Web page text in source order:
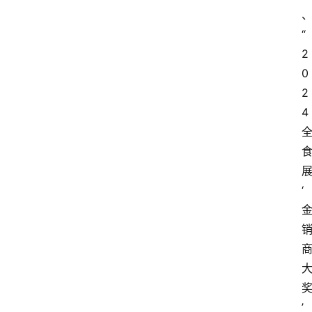
、
“
2
0
2
4
全
食
展
‘
金
销
商
大
奖
’